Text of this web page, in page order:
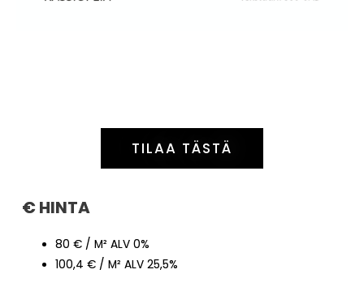
TILAA TÄSTÄ
€ HINTA
80 € / M² ALV 0%
100,4 € / M² ALV 25,5%